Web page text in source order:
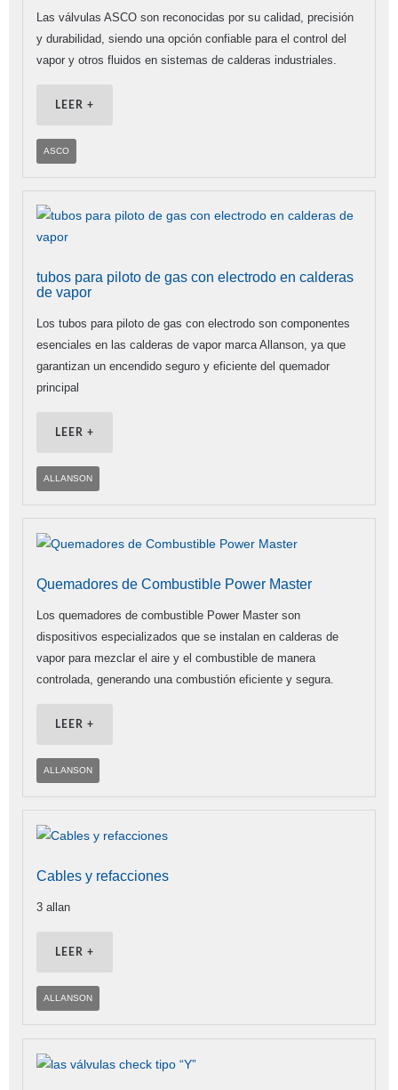
Las válvulas ASCO son reconocidas por su calidad, precisión
y durabilidad, siendo una opción confiable para el control del
vapor y otros fluidos en sistemas de calderas industriales.
LEER +
ASCO
tubos para piloto de gas con electrodo en calderas
de vapor
Los tubos para piloto de gas con electrodo son componentes
esenciales en las calderas de vapor marca Allanson, ya que
garantizan un encendido seguro y eficiente del quemador
principal
LEER +
ALLANSON
Quemadores de Combustible Power Master
Los quemadores de combustible Power Master son
dispositivos especializados que se instalan en calderas de
vapor para mezclar el aire y el combustible de manera
controlada, generando una combustión eficiente y segura.
LEER +
ALLANSON
Cables y refacciones
3 allan
LEER +
ALLANSON